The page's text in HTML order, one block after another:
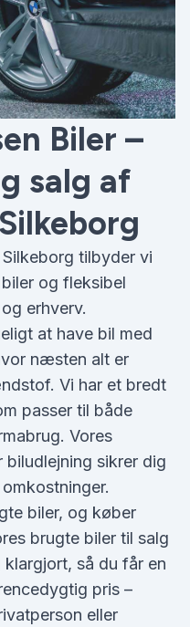
Biler –
salg af
tilbyder vi
og fleksibel
erhverv.
at have bil med
næsten alt er
Vi har et bredt
passer til både
Vores
sikrer dig
biler, og køber
brugte biler til salg
så du får en
pris –
eller